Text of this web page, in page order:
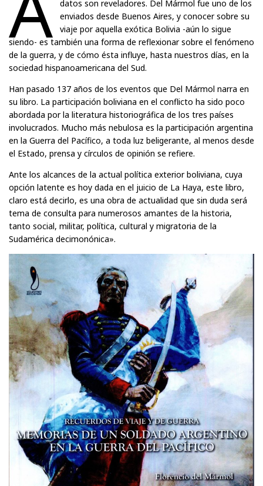
datos son reveladores. Del Mármol fue uno de los
enviados desde Buenos Aires, y conocer sobre su
viaje por aquella exótica Bolivia -aún lo sigue
siendo- es también una forma de reflexionar sobre el fenómeno
de la guerra, y de cómo ésta influye, hasta nuestros días, en la
sociedad hispanoameri­cana del Sud.
Han pasado 137 años de los eventos que Del Mármol narra en
su libro. La participación boliviana en el conflicto ha sido poco
abordada por la literatura historiográfica de los tres países
involucrados. Mucho más nebulosa es la participación argentina
en la Guerra del Pacífico, a toda luz beligerante, al menos desde
el Estado, prensa y círculos de opi­nión se refiere.
Ante los alcances de la actual política exterior boliviana, cuya
opción latente es hoy dada en el juicio de La Haya, este libro,
claro está decirlo, es una obra de actualidad que sin duda será
tema de consulta para numerosos amantes de la historia,
tanto social, militar, política, cultural y migratoria de la
Sudamérica decimonónica».